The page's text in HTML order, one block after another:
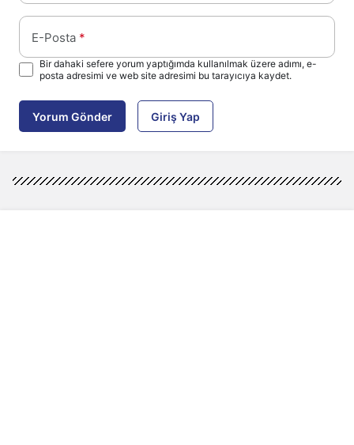
E-Posta *
Bir dahaki sefere yorum yaptığımda kullanılmak üzere adımı, e-
posta adresimi ve web site adresimi bu tarayıcıya kaydet.
Yorum Gönder Giriş Yap